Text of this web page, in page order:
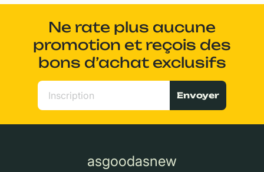
Ne rate plus aucune
promotion et reçois des
bons d’achat exclusifs
Envoyer
asgoodasnew